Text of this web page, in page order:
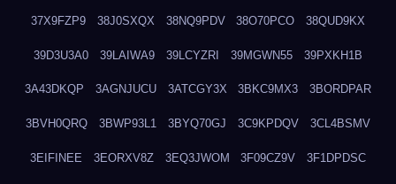
37X9FZP9 38J0SXQX 38NQ9PDV 38O70PCO 38QUD9KX
39D3U3A0 39LAIWA9 39LCYZRI 39MGWN55 39PXKH1B
3A43DKQP 3AGNJUCU 3ATCGY3X 3BKC9MX3 3BORDPAR
3BVH0QRQ 3BWP93L1 3BYQ70GJ 3C9KPDQV 3CL4BSMV
3EIFINEE 3EORXV8Z 3EQ3JWOM 3F09CZ9V 3F1DPDSC